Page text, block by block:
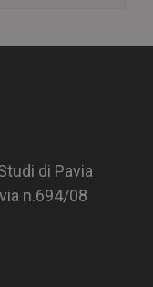
di Pavia
n.694/08